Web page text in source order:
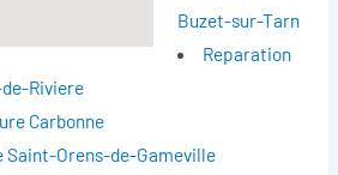
Buzet-sur-Tarn
Reparation
Riviere
Carbonne
Saint-Orens-de-Gameville